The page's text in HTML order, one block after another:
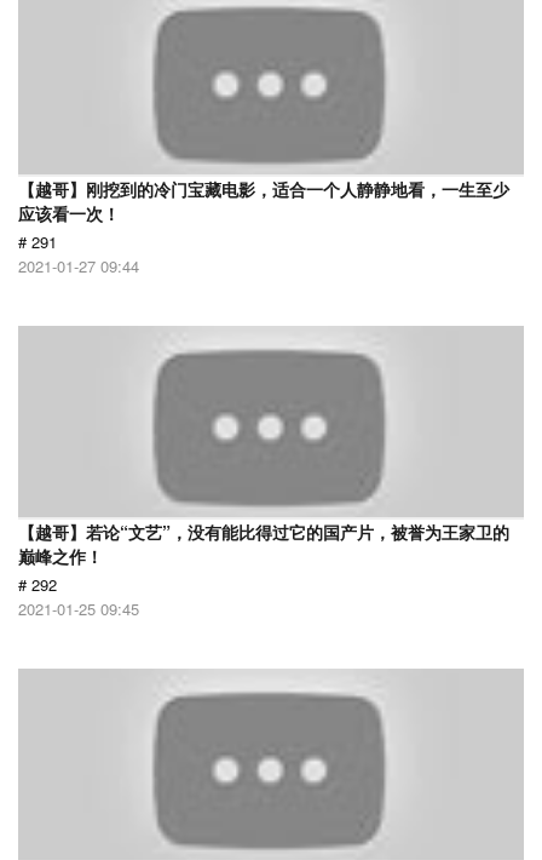
【越哥】刚挖到的冷门宝藏电影，适合一个人静静地看，一生至少
应该看一次！
# 291
2021-01-27 09:44
【越哥】若论“文艺”，没有能比得过它的国产片，被誉为王家卫的
巅峰之作！
# 292
2021-01-25 09:45